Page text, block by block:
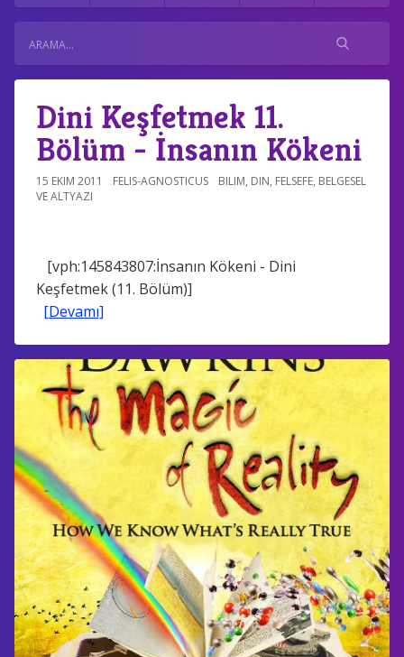
Dini Keşfetmek 11.
Bölüm - İnsanın Kökeni
15 EKIM 2011 FELIS-AGNOSTICUS BILIM, DIN, FELSEFE, BELGESEL
VE ALTYAZI
[vph:145843807:İnsanın Kökeni - Dini
Keşfetmek (11. Bölüm)]
[Devamı]